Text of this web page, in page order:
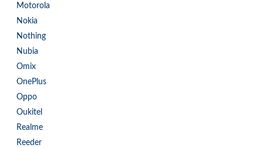
Motorola
Nokia
Nothing
Nubia
Omix
OnePlus
Oppo
Oukitel
Realme
Reeder